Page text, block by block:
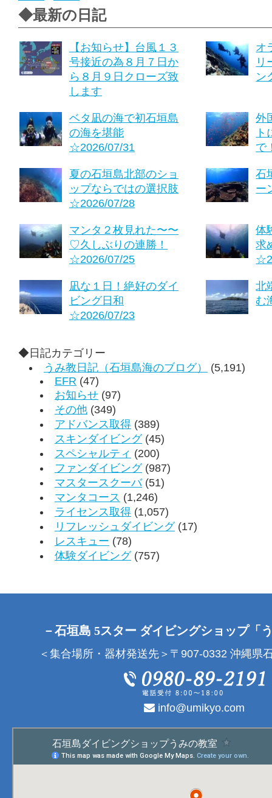
◆最新の日記
【お知らせ】台風１３
号接近の為８月７日か
ら８月９日クローズ致
します
オ
リ
ン
ベタ凪の海で初石垣島
の海を堪能
☆2026/07/31
外
で
夏の石垣島北部のショ
ップならではの選択肢
☆2026/07/28
石
ー
マンタ２枚見れた〜〜
♡久しぶりの連勝！
☆2026/07/25
体
求
凪な１日！絶好のダイ
ビング日和
☆2026/07/23
北
む
◆日記カテゴリー
うみ教日記（石垣島海のブログ）
(5,191)
EFR (47)
お知らせ (97)
その他 (349)
アドバンス取得 (389)
スキンダイビング(45)
スペシャルティ (200)
ファンダイビング(987)
マスタースクーバ(51)
マンタコース (1,246)
ライセンス取得 (1,057)
リフレッシュダイビング(17)
レスキュー (78)
体験ダイビング(757)
－石垣島 5スター ダイビングショップ「
＜集合場所・器材発送先＞〒907-0332 沖縄県
info@umikyo.com